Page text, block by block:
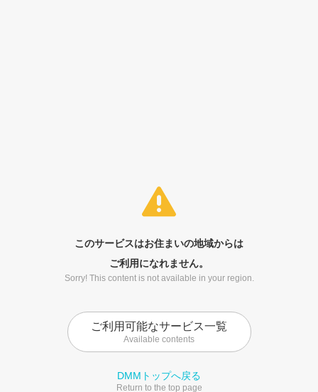
このサービスはお住まいの地域からは
ご利用になれません。
Sorry! This content is not available in your region.
ご利用可能なサービス一覧
Available contents
DMMトップへ戻る
Return to the top page